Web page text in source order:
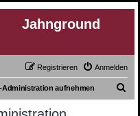
Jahnground
Anmelden
Registrieren
aufnehmen